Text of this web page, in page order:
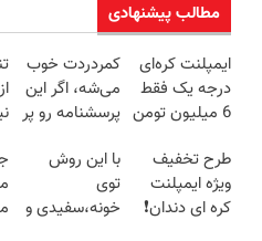
مطالب پیشنهادی
ایمپلنت کره‌ای
درجه یک فقط
6 میلیون تومن
کمردردت خوب
می‌شه، اگر این
پرسشنامه رو پر
طرح تخفیف
ویژه ایمپلنت
کره ای دندان❗
با این روش
توی
خونه،سفیدی و